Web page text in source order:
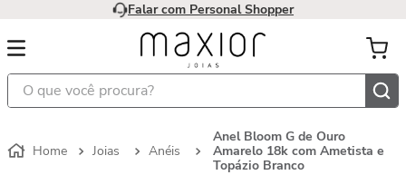
Falar com Personal Shopper
O que você procura?
Joias Anéis
Anel Bloom G de Ouro
Amarelo 18k com Ametista e
Topázio Branco